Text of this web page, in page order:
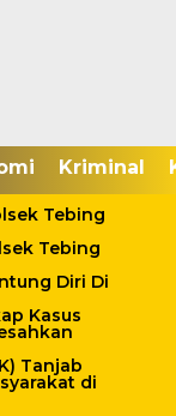
Kriminal
Tebing
Tebing
Diri Di
Kasus
Tanjab
di
Buka